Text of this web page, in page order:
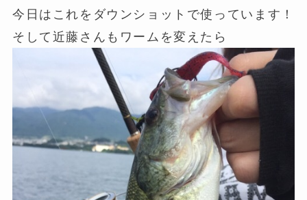
今日はこれをダウンショットで使っています！
そして近藤さんもワームを変えたら